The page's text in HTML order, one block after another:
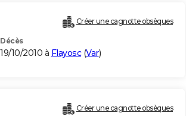
Créer une cagnotte obsèques
Décès
19/10/2010 à Flayosc(Var)
Créer une cagnotte obsèques